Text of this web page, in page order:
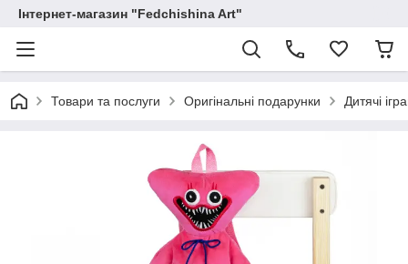
Інтернет-магазин "Fedchishina Art"
Товари та послуги Оригінальні подарунки Дитячі